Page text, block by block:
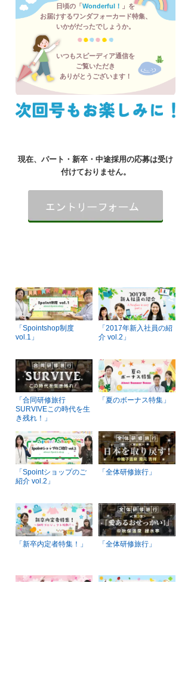
日頃の「Wonderful！
」を
お届けするワンダフォーカード特集、
いかがだったでしょうか。
いつもスピーディア通信を
ご覧いただき
ありがとうございます！
現在、パート・新卒・中途採用の応募は受け
付けておりません。
「Spointshop制度
vol.1」
「2017年新⼊社員の紹
介 vol.2」
「合同研修旅行
SURVIVEこの時代を生
き残れ！」
「夏のボーナス特集」
「Spointショップのご
紹介 vol.2」
「全体研修旅行」
「新卒内定者特集！」 「全体研修旅行」